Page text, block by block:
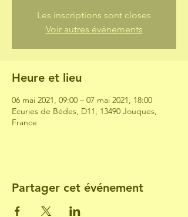
Les inscriptions sont closes
Voir autres événements
Heure et lieu
06 mai 2021, 09:00 – 07 mai 2021, 18:00
Ecuries de Bèdes, D11, 13490 Jouques,
France
Partager cet événement